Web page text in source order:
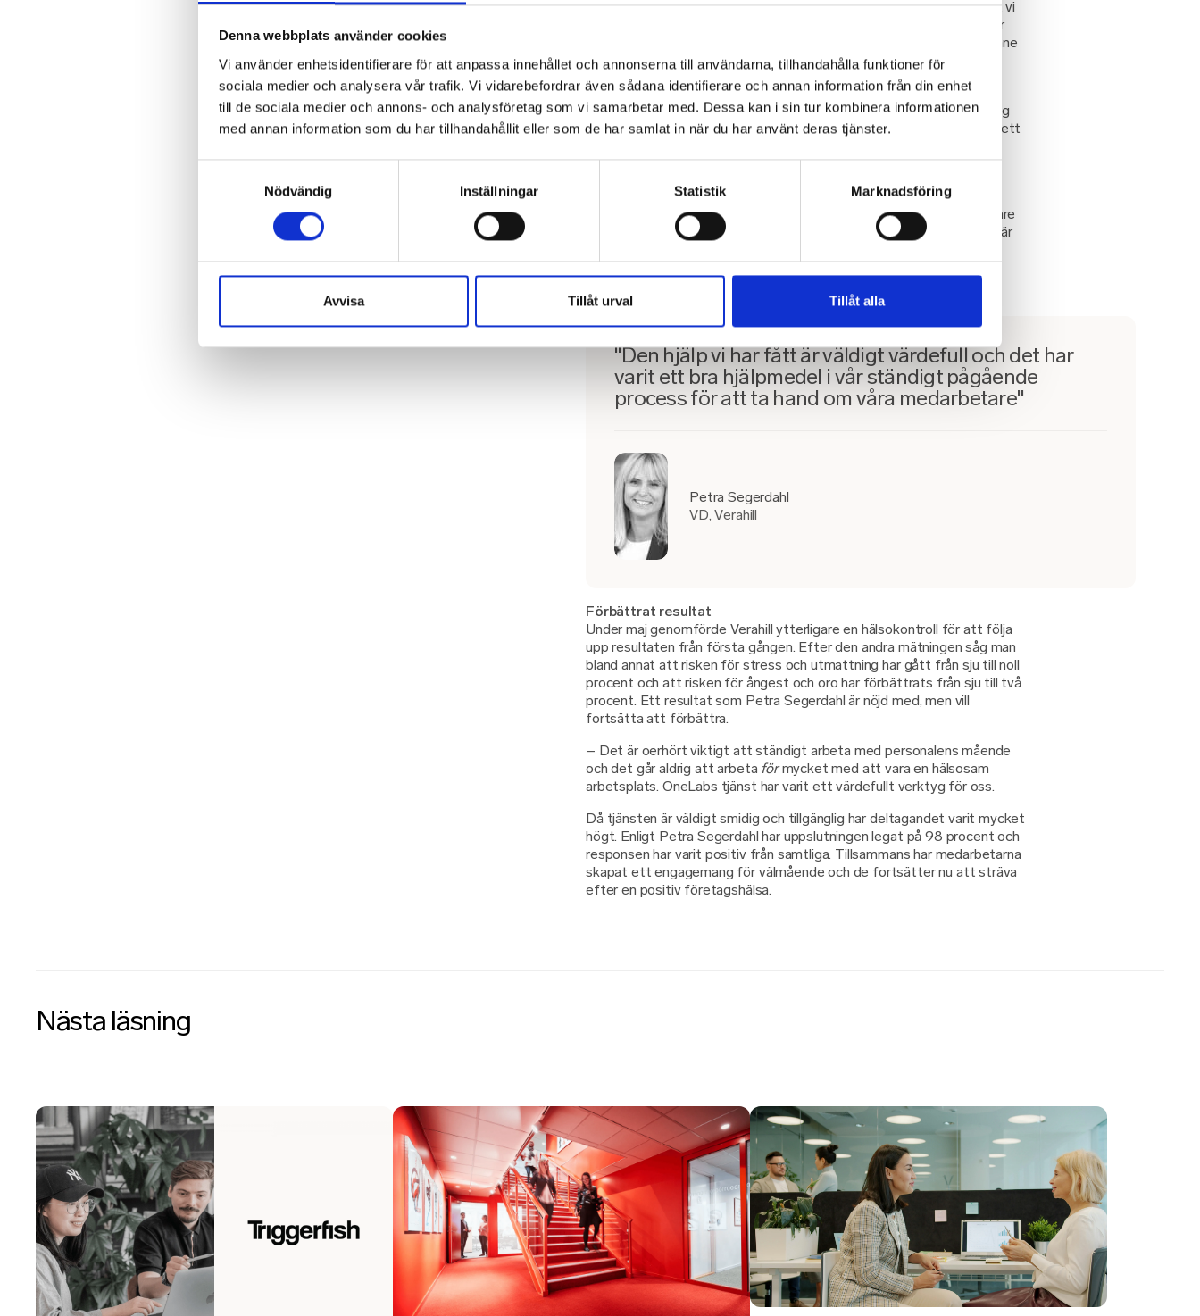
Denna webbplats använder cookies
Vi använder enhetsidentifierare för att anpassa innehållet och annonserna till användarna, tillhandahålla funktioner för
sociala medier och analysera vår trafik. Vi vidarebefordrar även sådana identifierare och annan information från din enhet
till de sociala medier och annons- och analysföretag som vi samarbetar med. Dessa kan i sin tur kombinera informationen
med annan information som du har tillhandahållit eller som de har samlat in när du har använt deras tjänster.
Nödvändig
Inställningar Statistik Marknadsföring
Avvisa Tillåt urval Tillåt alla
tyvärr blivit lidande. Något som dessutom kom som en chock var att vi
upptäckte en låg fysisk aktivitetsnivå hos medarbetarna. Men, vi tror
att det kan vara en effekt av pandemin och att många har stannat inne
istället för att vara ute och motionera, säger hon.
Värdefull hjälp
Petra Segerdahl understryker att OneLabs smarta hälsoundersökning
med digital screening har varit oerhört värdefullt för företaget och gett
riskzonen fick prata med en med sjuksköterska för att, vid behov,
kopplas ihop med en vårdcentral för vidare hjälp.
– Även om man inte behöver kontakten med sjuksköterska eller läkare
ingår den tjänsten om man vill prata med någon ändå. Det tycker jag är
hjälpmedel i vår ständigt pågående process för att ta hand om våra
"Den hjälp vi har fått är väldigt värdefull och det har
varit ett bra hjälpmedel i vår ständigt pågående
process för att ta hand om våra medarbetare"
Petra Segerdahl
VD, Verahill
Förbättrat resultat
Under maj genomförde Verahill ytterligare en hälsokontroll för att följa
upp resultaten från första gången. Efter den andra mätningen såg man
bland annat att risken för stress och utmattning har gått från sju till noll
procent och att risken för ångest och oro har förbättrats från sju till två
procent. Ett resultat som Petra Segerdahl är nöjd med, men vill
fortsätta att förbättra.
– Det är oerhört viktigt att ständigt arbeta med personalens mående
och det går aldrig att arbeta förmycket med att vara en hälsosam
arbetsplats. OneLabs tjänst har varit ett värdefullt verktyg för oss.
Då tjänsten är väldigt smidig och tillgänglig har deltagandet varit mycket
högt. Enligt Petra Segerdahl har uppslutningen legat på 98 procent och
responsen har varit positiv från samtliga. Tillsammans har medarbetarna
skapat ett engagemang för välmående och de fortsätter nu att sträva
efter en positiv företagshälsa.
Nästa läsning